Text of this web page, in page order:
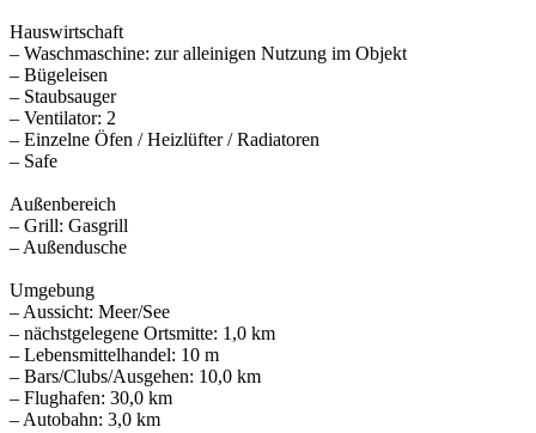
Hauswirtschaft
– Waschmaschine: zur alleinigen Nutzung im Objekt
– Bügeleisen
– Staubsauger
– Ventilator: 2
– Einzelne Öfen / Heizlüfter / Radiatoren
– Safe
Außenbereich
– Grill: Gasgrill
– Außendusche
Umgebung
– Aussicht: Meer/See
– nächstgelegene Ortsmitte: 1,0 km
– Lebensmittelhandel: 10 m
– Bars/Clubs/Ausgehen: 10,0 km
– Flughafen: 30,0 km
– Autobahn: 3,0 km